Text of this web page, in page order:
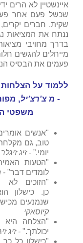
איינשטיין לא הרים
שכשל פעם אחר
שקית. חברים יקרים,
ננתח את המציאות
בדרך מחויבי
מייחלים להגשים
פעמים את הבסיס
ללמוד על הצלחות
- מ צ'רצ'יל,
משפטי
"אנשים
טוב, גם
יומי.” - זיג זיגלר
"הטעות
לומדים דבר" -
"הזוכים לא
כן. כישלון
שנמנעים
קיוסאקי
"הצלחה היא
יכולתך." - זיג
"כישלון כל